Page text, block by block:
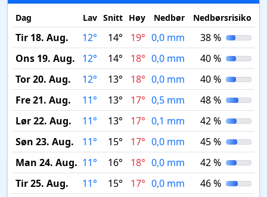
Dag Lav Snitt Høy Nedbør Nedbørsrisiko
Tir 18. Aug. 12° 14° 19° 0,0 mm
38 %
Ons 19. Aug.
12° 14° 18° 0,0 mm
40 %
Tor 20. Aug.
12° 13° 18° 0,0 mm
40 %
Fre 21. Aug.
11° 13° 17° 0,5 mm
48 %
Lør 22. Aug.
11° 13° 17° 0,1 mm
42 %
Søn 23. Aug.
11° 15° 17° 0,0 mm
45 %
Man 24. Aug. 11° 16° 18° 0,0 mm
42 %
Tir 25. Aug.
11° 15° 17° 0,0 mm
46 %